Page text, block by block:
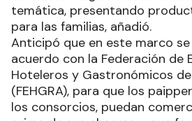
temática, presentando
para las familias, añadió.
Anticipó que en este marco
acuerdo con la Federación de
Hoteleros y Gastronómicos
(FEHGRA), para que los
los consorcios, puedan